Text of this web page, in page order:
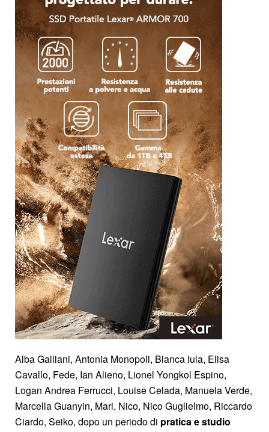
Alba Galliani, Antonia Monopoli, Bianca Iula, Elisa
Cavallo, Fede, Ian Alieno, Lionel Yongkol Espino,
Logan Andrea Ferrucci, Louise Celada, Manuela Verde,
Marcella Guanyin, Mari, Nico, Nico Guglielmo, Riccardo
Ciardo, Seiko, dopo un periodo di pratica e studio